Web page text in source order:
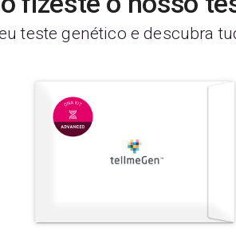
teste genético e descubra